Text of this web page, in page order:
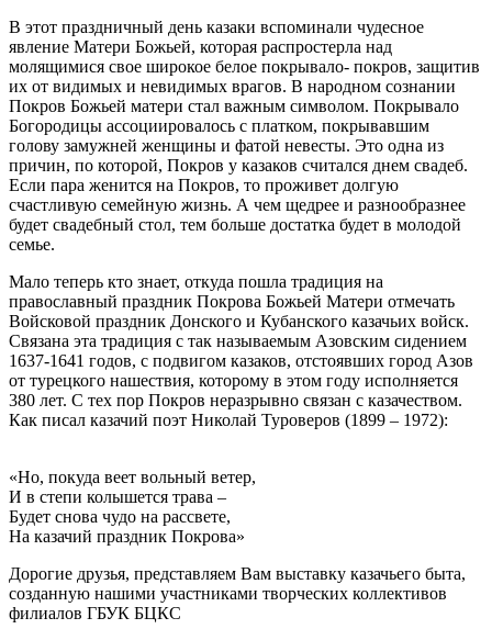
В этот праздничный день казаки вспоминали чудесное
явление Матери Божьей, которая распростерла над
молящимися свое широкое белое покрывало- покров, защитив
их от видимых и невидимых врагов. В народном сознании
Покров Божьей матери стал важным символом. Покрывало
Богородицы ассоциировалось с платком, покрывавшим
голову замужней женщины и фатой невесты. Это одна из
причин, по которой, Покров у казаков считался днем свадеб.
Если пара женится на Покров, то проживет долгую
счастливую семейную жизнь. А чем щедрее и разнообразнее
будет свадебный стол, тем больше достатка будет в молодой
семье.
Мало теперь кто знает, откуда пошла традиция на
православный праздник Покрова Божьей Матери отмечать
Войсковой праздник Донского и Кубанского казачьих войск.
Связана эта традиция с так называемым Азовским сидением
1637-1641 годов, с подвигом казаков, отстоявших город Азов
от турецкого нашествия, которому в этом году исполняется
380 лет. С тех пор Покров неразрывно связан с казачеством.
Как писал казачий поэт Николай Туроверов (1899 – 1972):
«Но, покуда веет вольный ветер,
И в степи колышется трава –
Будет снова чудо на рассвете,
На казачий праздник Покрова»
Дорогие друзья, представляем Вам выставку казачьего быта,
созданную нашими участниками творческих коллективов
филиалов ГБУК БЦКС